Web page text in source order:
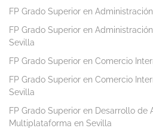
FP Grado Superior en
FP Grado Superior en
Sevilla
FP Grado Superior en Comercio
FP Grado Superior en Comercio
Sevilla
FP Grado Superior en Desarrollo de
Multiplataforma en Sevilla